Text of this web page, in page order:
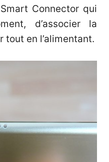
Connector qui
d’associer la
en l’alimentant.